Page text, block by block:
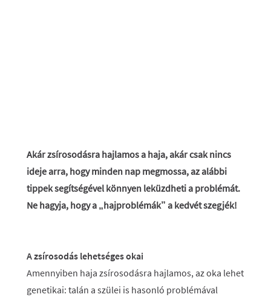
Akár zsírosodásra hajlamos a haja, akár csak nincs
ideje arra, hogy minden nap megmossa, az alábbi
tippek segítségével könnyen leküzdheti a problémát.
Ne hagyja, hogy a „hajproblémák” a kedvét szegjék!
A zsírosodás lehetséges okai
Amennyiben haja zsírosodásra hajlamos, az oka lehet
genetikai: talán a szülei is hasonló problémával